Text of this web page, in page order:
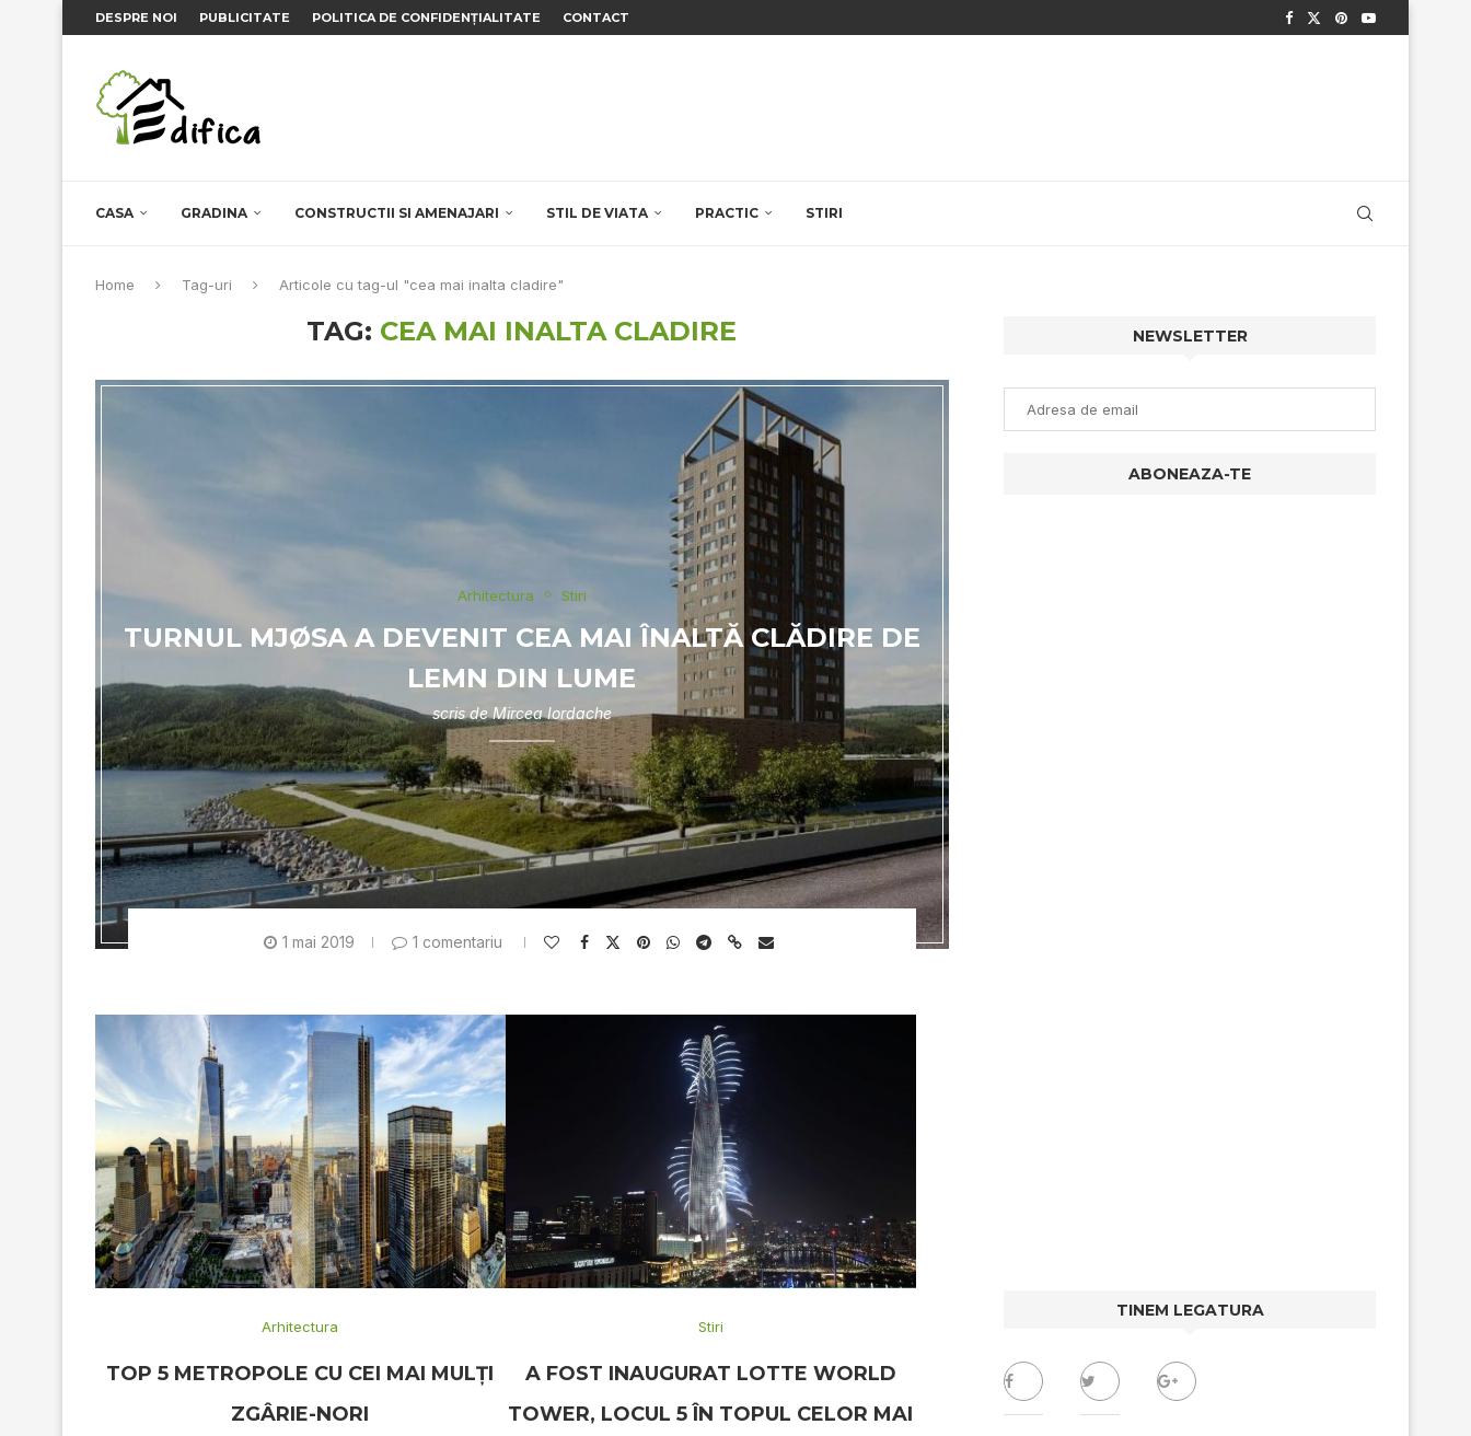
DESPRE NOI PUBLICITATE POLITICA DE CONFIDENȚIALITATE CONTACT
CASA GRADINA CONSTRUCTII SI AMENAJARI STIL DE VIATA PRACTIC STIRI
Home Tag-uri Articole cu tag-ul "cea mai inalta cladire"
TAG: CEA MAI INALTA CLADIRE
Arhitectura Stiri
TURNUL MJØSA A DEVENIT CEA MAI ÎNALTĂ CLĂDIRE DE
LEMN DIN LUME
scris de Mircea Iordache
1 mai 2019 1 comentariu
Arhitectura
TOP 5 METROPOLE CU CEI MAI MULȚI
ZGÂRIE-NORI
Stiri
A FOST INAUGURAT LOTTE WORLD
TOWER, LOCUL 5 ÎN TOPUL CELOR MAI
NEWSLETTER
TINEM LEGATURA